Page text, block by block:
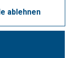
Rechtshinweis
ablehnen